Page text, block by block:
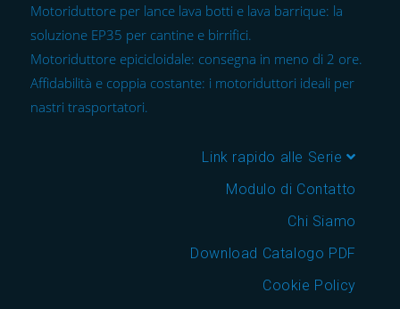
Motoriduttore per lance lava botti e lava barrique: la
soluzione EP35 per cantine e birrifici.
Motoriduttore epicicloidale: consegna in meno di 2 ore.
Affidabilità e coppia costante: i motoriduttori ideali per
nastri trasportatori.
Link rapido alle Serie
Modulo di Contatto
Chi Siamo
Download Catalogo PDF
Cookie Policy